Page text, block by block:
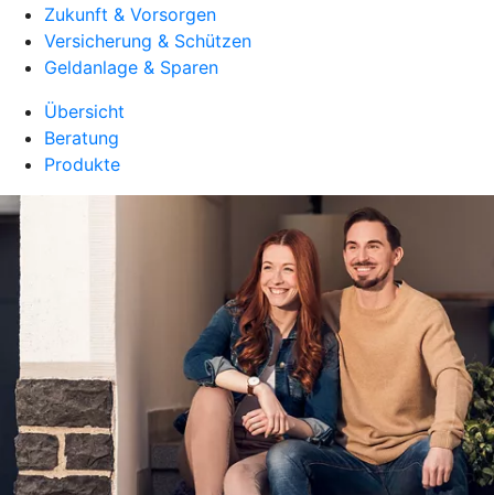
Zukunft & Vorsorgen
Versicherung & Schützen
Geldanlage & Sparen
Übersicht
Beratung
Produkte